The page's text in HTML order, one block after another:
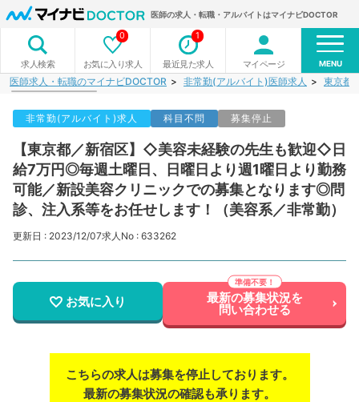
医師の求人・転職・アルバイトはマイナビDOCTOR
求人検索 お気に入り求人
0
最近見た求人
1
マイページ MENU
医師求人・転職のマイナビDOCTOR 非常勤(アルバイト)医師求人 東京都
非常勤(アルバイト)求人 科目不問 募集停止
【東京都／新宿区】◇美容未経験の先生も歓迎◇日
給7万円◎毎週土曜日、日曜日より週1曜日より勤務
可能／新設美容クリニックでの募集となります◎問
診、注入系等をお任せします！（美容系／非常勤）
更新日 : 2023/12/07求人No : 633262
お気に入り 最新の募集状況を
問い合わせる
こちらの求人は募集を停止しております。
最新の募集状況の確認も承ります。